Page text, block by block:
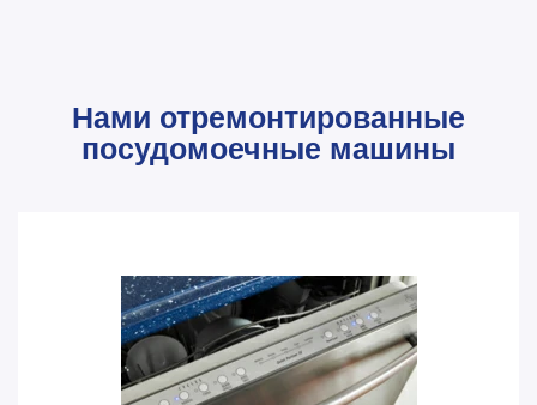
Нами отремонтированные
посудомоечные машины